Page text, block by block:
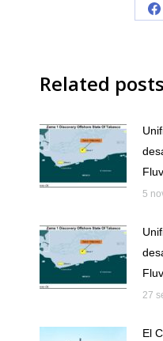
Related posts
5
27
El